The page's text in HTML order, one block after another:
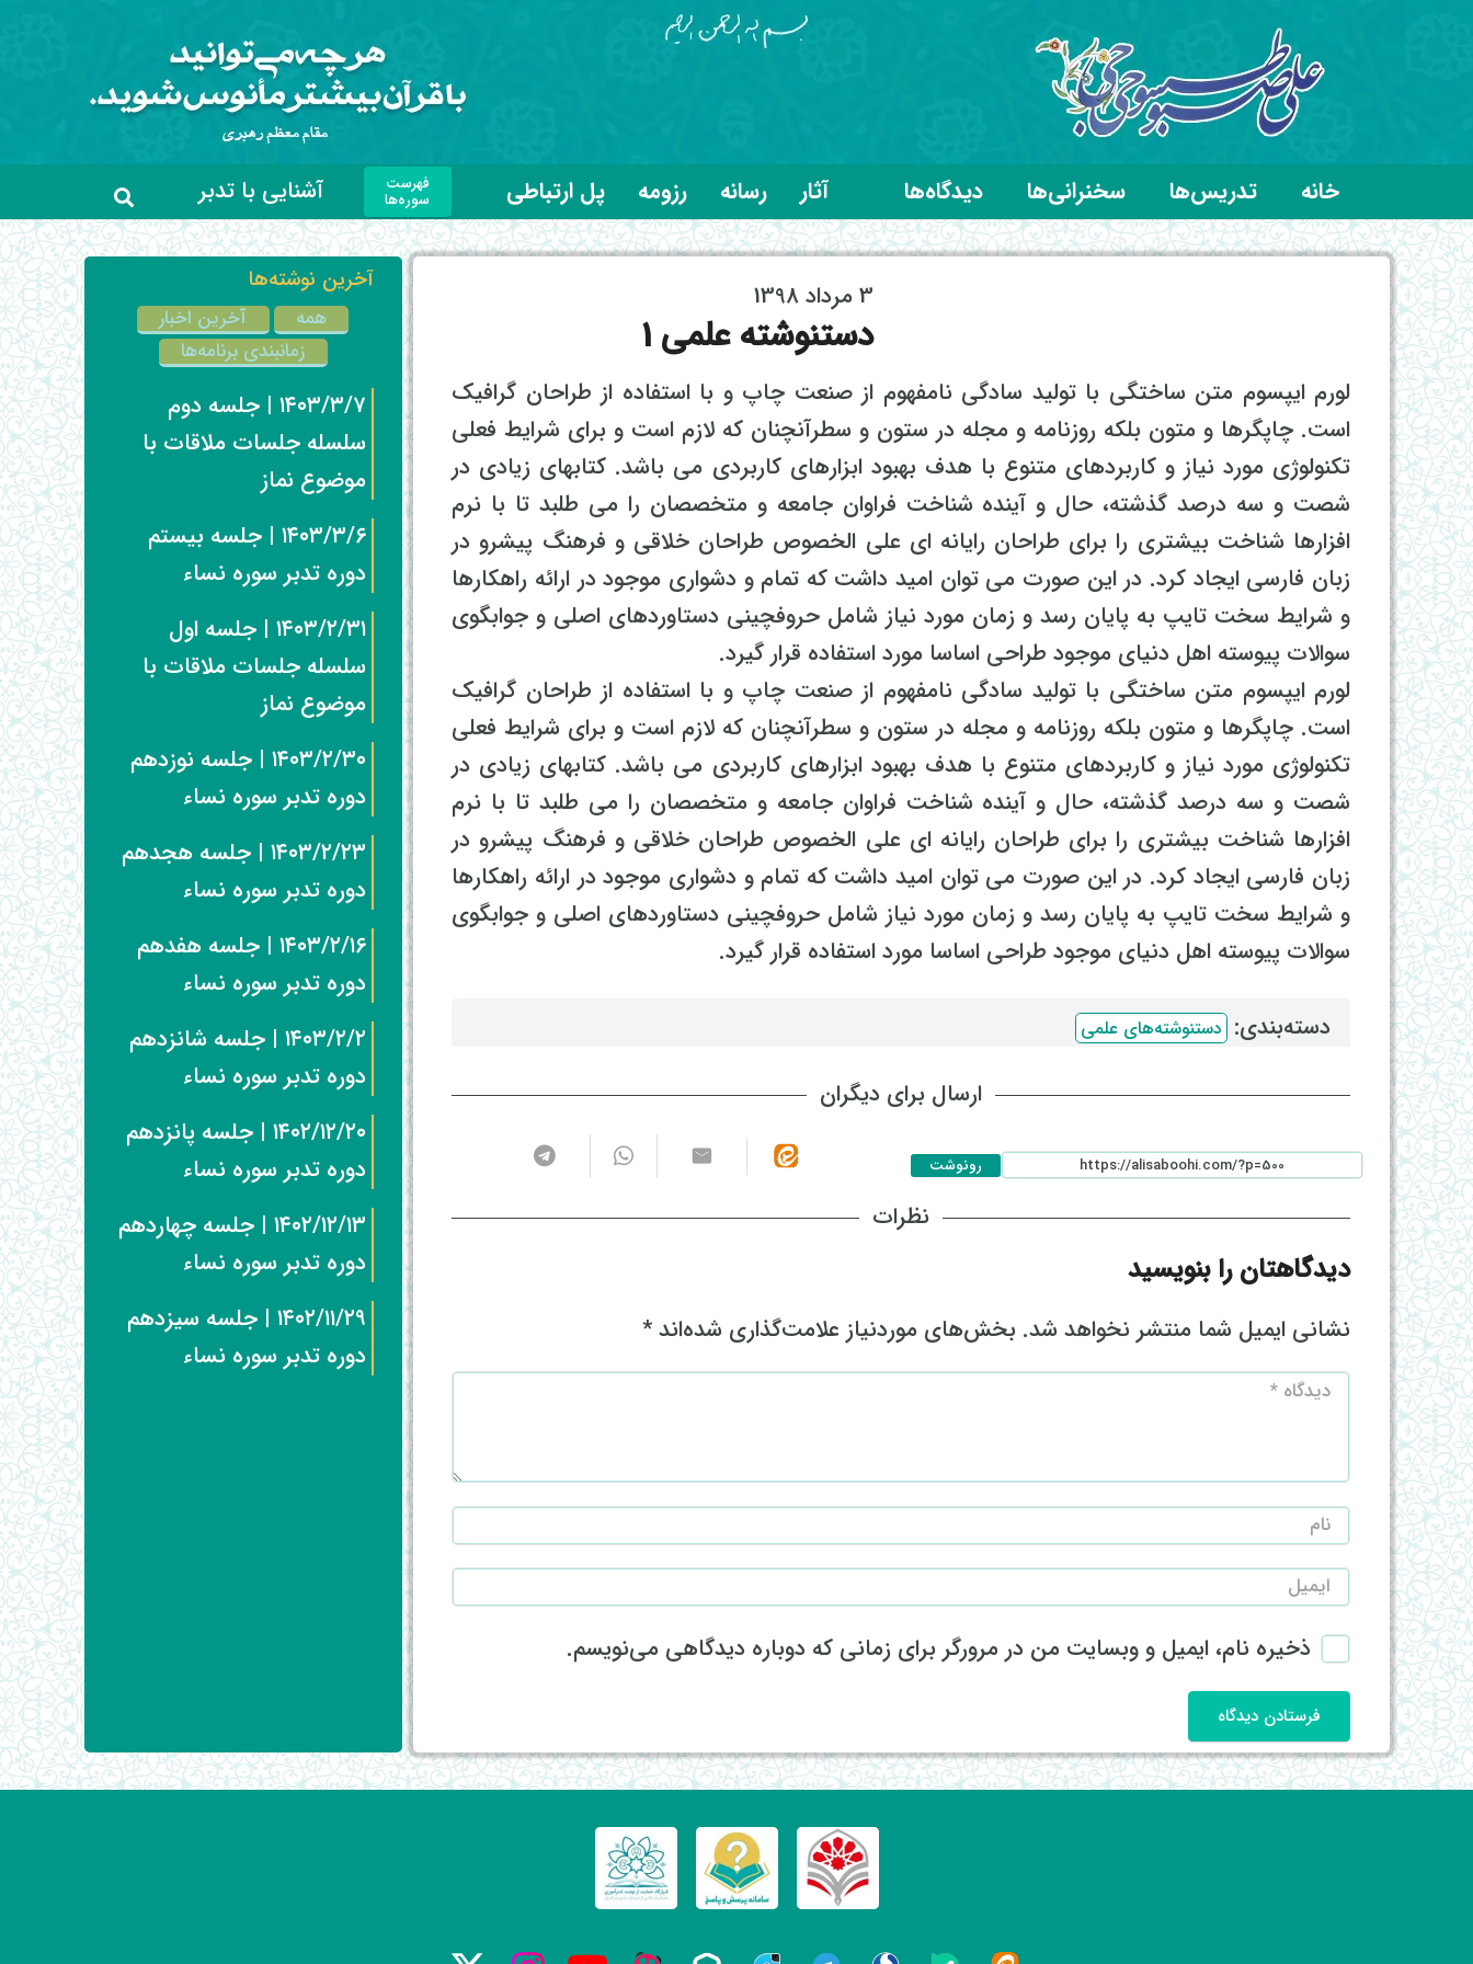
خانه تدریس‌ها سخنرانی‌ها دیدگاه‌ها آثار رسانه رزومه پل ارتباطی فهرست
سوره‌ها آشنایی با تدبر
3 مرداد 1398
دستنوشته علمی 1
لورم ایپسوم متن ساختگی با تولید سادگی نامفهوم از صنعت چاپ و با استفاده از طراحان گرافیک
است. چاپگرها و متون بلکه روزنامه و مجله در ستون و سطرآنچنان که لازم است و برای شرایط فعلی
تکنولوژی مورد نیاز و کاربردهای متنوع با هدف بهبود ابزارهای کاربردی می باشد. کتابهای زیادی در
شصت و سه درصد گذشته، حال و آینده شناخت فراوان جامعه و متخصصان را می طلبد تا با نرم
افزارها شناخت بیشتری را برای طراحان رایانه ای علی الخصوص طراحان خلاقی و فرهنگ پیشرو در
زبان فارسی ایجاد کرد. در این صورت می توان امید داشت که تمام و دشواری موجود در ارائه راهکارها
و شرایط سخت تایپ به پایان رسد و زمان مورد نیاز شامل حروفچینی دستاوردهای اصلی و جوابگوی
سوالات پیوسته اهل دنیای موجود طراحی اساسا مورد استفاده قرار گیرد.
لورم ایپسوم متن ساختگی با تولید سادگی نامفهوم از صنعت چاپ و با استفاده از طراحان گرافیک
است. چاپگرها و متون بلکه روزنامه و مجله در ستون و سطرآنچنان که لازم است و برای شرایط فعلی
تکنولوژی مورد نیاز و کاربردهای متنوع با هدف بهبود ابزارهای کاربردی می باشد. کتابهای زیادی در
شصت و سه درصد گذشته، حال و آینده شناخت فراوان جامعه و متخصصان را می طلبد تا با نرم
افزارها شناخت بیشتری را برای طراحان رایانه ای علی الخصوص طراحان خلاقی و فرهنگ پیشرو در
زبان فارسی ایجاد کرد. در این صورت می توان امید داشت که تمام و دشواری موجود در ارائه راهکارها
و شرایط سخت تایپ به پایان رسد و زمان مورد نیاز شامل حروفچینی دستاوردهای اصلی و جوابگوی
سوالات پیوسته اهل دنیای موجود طراحی اساسا مورد استفاده قرار گیرد.
دسته‌بندی: ‌ دستنوشته‌های علمی
ارسال برای دیگران
رونوشت
نظرات
دیدگاهتان را بنویسید
نشانی ایمیل شما منتشر نخواهد شد. بخش‌های موردنیاز علامت‌گذاری شده‌اند*
ذخیره نام، ایمیل و وبسایت من در مرورگر برای زمانی که دوباره دیدگاهی می‌نویسم.
فرستادن دیدگاه
آخرین نوشته‌ها
همه
آخرین اخبار
زمانبندی برنامه‌ها
۱۴۰۳/۳/۷ | جلسه دوم
سلسله جلسات ملاقات با
موضوع نماز
۱۴۰۳/۳/۶ | جلسه بیستم
دوره تدبر سوره نساء
۱۴۰۳/۲/۳۱ | جلسه اول
سلسله جلسات ملاقات با
موضوع نماز
۱۴۰۳/۲/۳۰ | جلسه نوزدهم
دوره تدبر سوره نساء
۱۴۰۳/۲/۲۳ | جلسه هجدهم
دوره تدبر سوره نساء
۱۴۰۳/۲/۱۶ | جلسه هفدهم
دوره تدبر سوره نساء
۱۴۰۳/۲/۲ | جلسه شانزدهم
دوره تدبر سوره نساء
۱۴۰۲/۱۲/۲۰ | جلسه پانزدهم
دوره تدبر سوره نساء
۱۴۰۲/۱۲/۱۳ | جلسه چهاردهم
دوره تدبر سوره نساء
۱۴۰۲/۱۱/۲۹ | جلسه سیزدهم
دوره تدبر سوره نساء